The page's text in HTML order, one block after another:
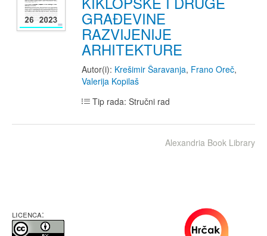
GRAĐEVINE
RAZVIJENIJE
ARHITEKTURE
Autor(i): Krešimir Šaravanja, Frano Oreč,
Valerija Kopilaš
Tip rada: Stručni rad
Alexandria Book Library
LICENCA: